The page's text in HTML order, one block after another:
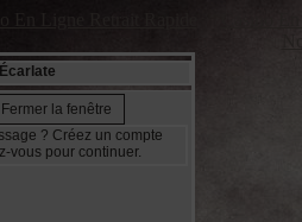
? Créez un compte
vous pour continuer.